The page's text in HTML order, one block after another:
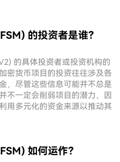
的投资者是谁？
的具体投资者或投资机构的
密货币项目的投资往往涉及各
，尽管这些信息可能并不总是
不一定会削弱项目的潜力，因
用多元化的资金来源以推动其
如何运作？